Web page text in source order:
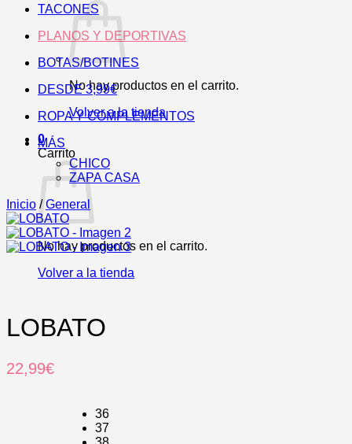
No hay productos en el carrito.
Volver a la tienda
0
Carrito
No hay productos en el carrito.
Volver a la tienda
TACONES
PLANOS Y DEPORTIVAS
BOTAS/BOTINES
DESDE 3,99€
ROPA Y COMPLEMENTOS
MÁS
CHICO
ZAPA CASA
Inicio / General
LOBATO
22,99€
36
37